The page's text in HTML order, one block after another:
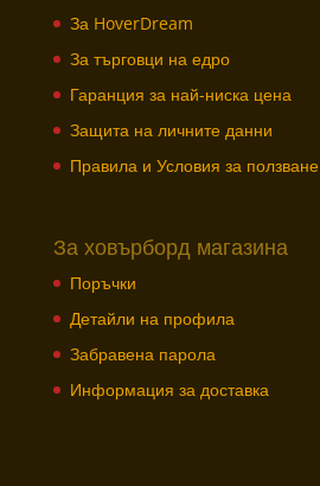
За HoverDream
За търговци на едро
Гаранция за най-ниска цена
Защита на личните данни
Правила и Условия за ползване
За ховърборд магазина
Поръчки
Детайли на профила
Забравена парола
Информация за доставка